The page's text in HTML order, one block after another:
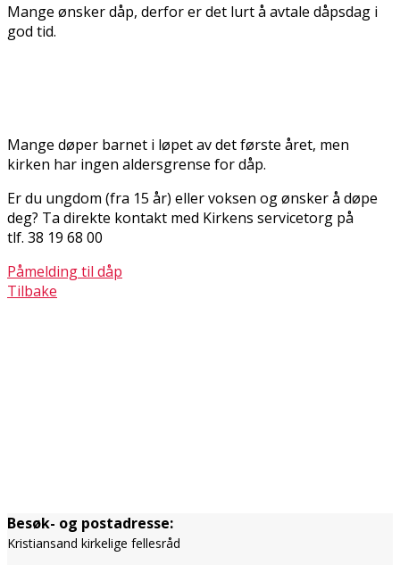
Mange ønsker dåp, derfor er det lurt å avtale dåpsdag i
god tid.
Mange døper barnet i løpet av det første året, men
kirken har ingen aldersgrense for dåp.
Er du ungdom (fra 15 år) eller voksen og ønsker å døpe
deg? Ta direkte kontakt med Kirkens servicetorg på
tlf. 38 19 68 00
Påmelding til dåp
Tilbake
Besøk- og postadresse:
Kristiansand kirkelige fellesråd